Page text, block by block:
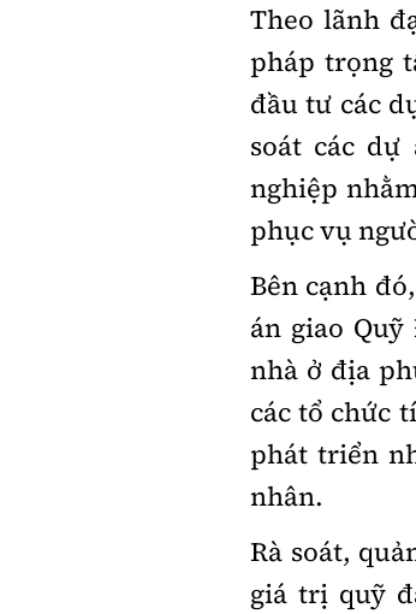
Theo lãnh
pháp trọng
đầu tư các
soát các
nghiệp
phục vụ
Bên cạnh
án giao
nhà ở địa
các tổ chức
phát triển
nhân.
Rà soát,
giá trị quỹ